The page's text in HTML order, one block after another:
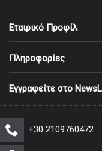
Εταιρικό Προφίλ
Πληροφορίες
Εγγραφείτε στο
+30 2109760472